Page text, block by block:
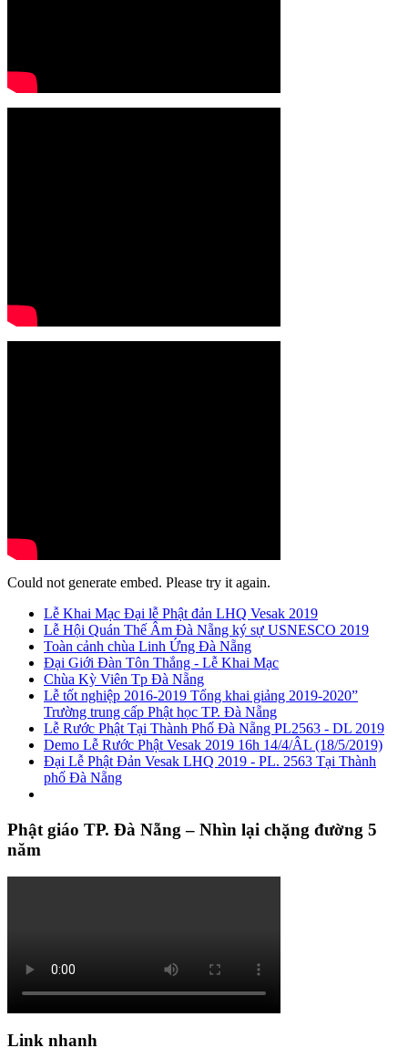
Could not generate embed. Please try it again.
Lễ Khai Mạc Đại lễ Phật đản LHQ Vesak 2019
Lễ Hội Quán Thế Âm Đà Nẵng ký sự USNESCO 2019
Toàn cảnh chùa Linh Ứng Đà Nẵng
Đại Giới Đàn Tôn Thắng - Lễ Khai Mạc
Chùa Kỳ Viên Tp Đà Nẵng
Lễ tốt nghiệp 2016-2019 Tổng khai giảng 2019-2020”
Trường trung cấp Phật học TP. Đà Nẵng
Lễ Rước Phật Tại Thành Phố Đà Nẵng PL2563 - DL 2019
Demo Lễ Rước Phật Vesak 2019 16h 14/4/ÂL (18/5/2019)
Đại Lễ Phật Đản Vesak LHQ 2019 - PL. 2563 Tại Thành
phố Đà Nẵng
Phật giáo TP. Đà Nẵng – Nhìn lại chặng đường 5
năm
Link nhanh